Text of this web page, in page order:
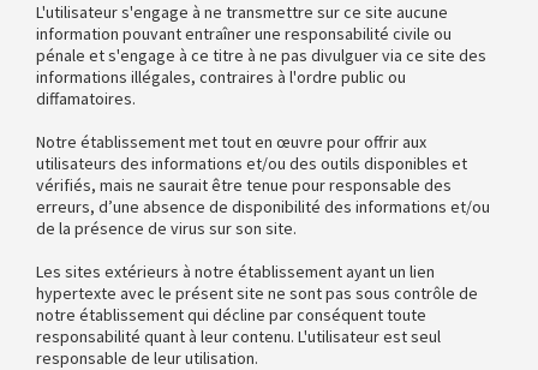
L'utilisateur s'engage à ne transmettre sur ce site aucune
information pouvant entraîner une responsabilité civile ou
pénale et s'engage à ce titre à ne pas divulguer via ce site des
informations illégales, contraires à l'ordre public ou
diffamatoires.
Notre établissement met tout en œuvre pour offrir aux
utilisateurs des informations et/ou des outils disponibles et
vérifiés, mais ne saurait être tenue pour responsable des
erreurs, d’une absence de disponibilité des informations et/ou
de la présence de virus sur son site.
Les sites extérieurs à notre établissement ayant un lien
hypertexte avec le présent site ne sont pas sous contrôle de
notre établissement qui décline par conséquent toute
responsabilité quant à leur contenu. L'utilisateur est seul
responsable de leur utilisation.